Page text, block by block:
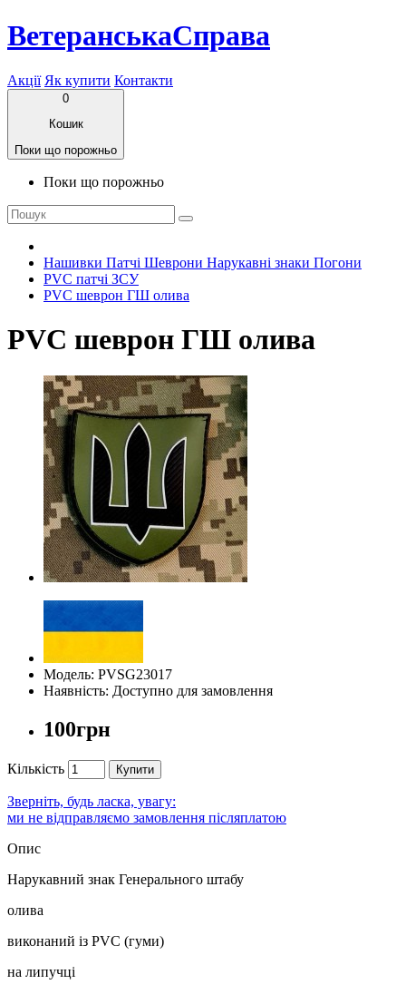
ВетеранськаСправа
Акції Як купити Контакти
0
Кошик
Поки що порожньо
Поки що порожньо
Нашивки Патчі Шеврони Нарукавні знаки Погони
PVC патчі ЗСУ
PVC шеврон ГШ олива
PVC шеврон ГШ олива
Модель: PVSG23017
Наявність: Доступно для замовлення
100грн
Кількість Купити
Зверніть, будь ласка, увагу:
ми не відправляємо замовлення післяплатою
Опис
Нарукавний знак Генерального штабу
олива
виконаний із PVC (гуми)
на липучці